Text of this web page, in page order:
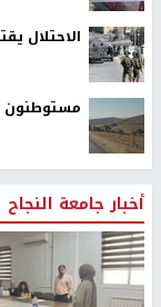
الاحتلال
مستوطنون
أخبار جامعة النجاح